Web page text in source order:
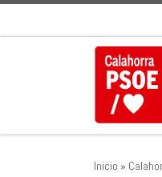
Inicio »